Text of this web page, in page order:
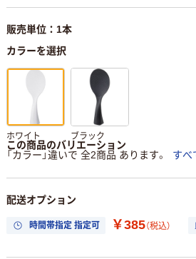
販売単位：1本
カラーを選択
ホワイト ブラック
この商品のバリエーション
「カラー」違いで 全2商品 あります。
すべ
配送オプション
時間帯指定 指定可 ￥385（税込）